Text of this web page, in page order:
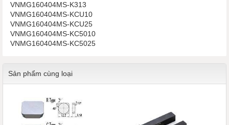
​​​​​​​VNMG160404MS-K313
VNMG160404MS-KCU10
VNMG160404MS-KCU25
VNMG160404MS-KC5010
VNMG160404MS-KC5025
Sản phẩm cùng loại